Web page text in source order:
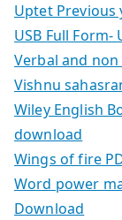
Uptet Previous
USB Full Form-
Verbal and
Vishnu
Wiley English
download
Wings of fire
Word power
Download